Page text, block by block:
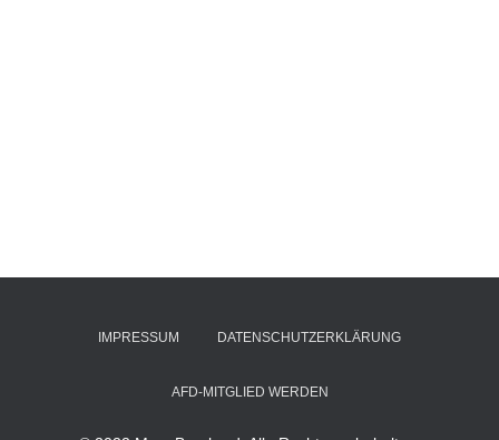
IMPRESSUM DATENSCHUTZERKLÄRUNG
AFD-MITGLIED WERDEN